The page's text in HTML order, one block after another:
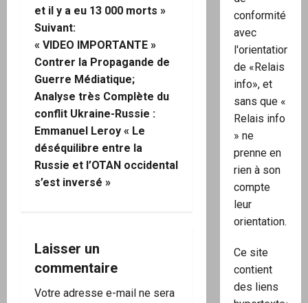
g
a
t
i
o
n
d
a
r
et il y a eu 13 000 morts »
Suivant:
« VIDEO IMPORTANTE »
Contrer la Propagande de
Guerre Médiatique;
Analyse très Complète du
conflit Ukraine-Russie :
Emmanuel Leroy « Le
déséquilibre entre la
Russie et l’OTAN occidental
s’est inversé »
Laisser un
commentaire
Votre adresse e-mail ne sera
conformité
avec
l'orientation
de «Relais
info», et
sans que «
Relais info
» ne
prenne en
rien à son
compte
leur
orientation.
Ce site
contient
des liens